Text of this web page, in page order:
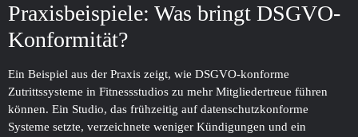
Praxisbeispiele: Was bringt DSGVO-
Konformität?
Ein Beispiel aus der Praxis zeigt, wie DSGVO-konforme
Zutrittssysteme in Fitnessstudios zu mehr Mitgliedertreue führen
können. Ein Studio, das frühzeitig auf datenschutzkonforme
Systeme setzte, verzeichnete weniger Kündigungen und ein